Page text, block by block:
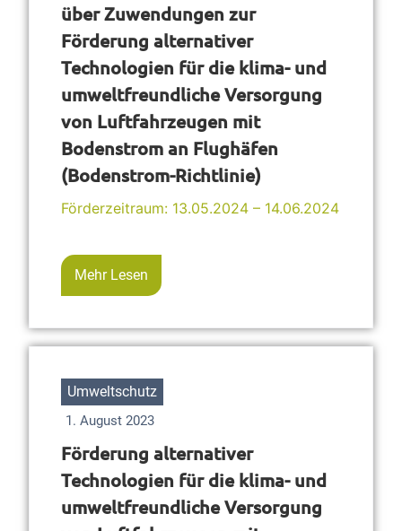
über Zuwendungen zur
Förderung alternativer
Technologien für die klima- und
umweltfreundliche Versorgung
von Luftfahrzeugen mit
Bodenstrom an Flughäfen
(Bodenstrom-Richtlinie)
Förderzeitraum: 13.05.2024 – 14.06.2024
Mehr Lesen
Umweltschutz
1. August 2023
Förderung alternativer
Technologien für die klima- und
umweltfreundliche Versorgung